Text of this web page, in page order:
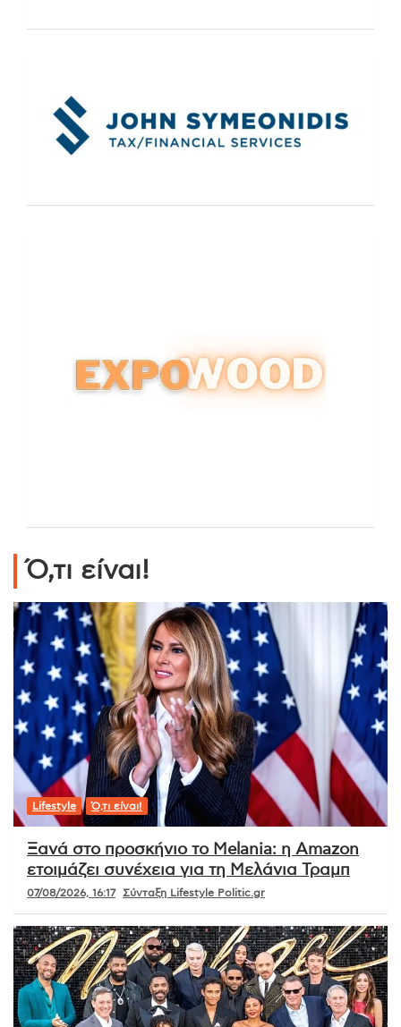
Ό,τι είναι!
Lifestyle Ό,τι είναι!
Ξανά στο προσκήνιο το Melania: η Amazon
ετοιμάζει συνέχεια για τη Μελάνια Τραμπ
07/08/2026, 16:17 Σύνταξη Lifestyle Politic.gr